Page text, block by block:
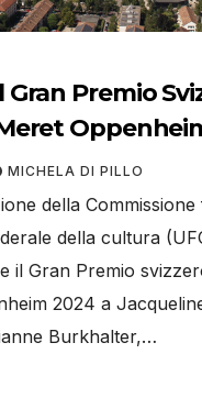
Premio
MICHELA DI PILLO
della Commissione
della cultura
il Gran Premio
2024 a
Burkhalter,…